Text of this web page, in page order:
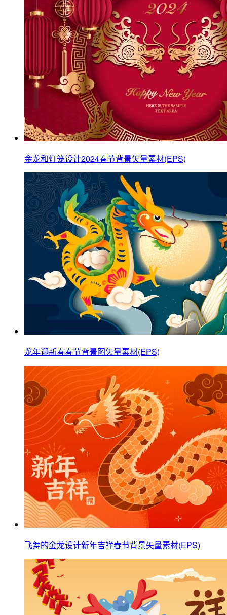
金龙和灯笼设计2024春节背景矢量素材(EPS)
龙年迎新春春节背景图矢量素材(EPS)
飞舞的金龙设计新年吉祥春节背景矢量素材(EPS)